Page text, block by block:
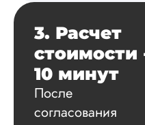
3. Расчет
стоимости
10 минут
После
согласования